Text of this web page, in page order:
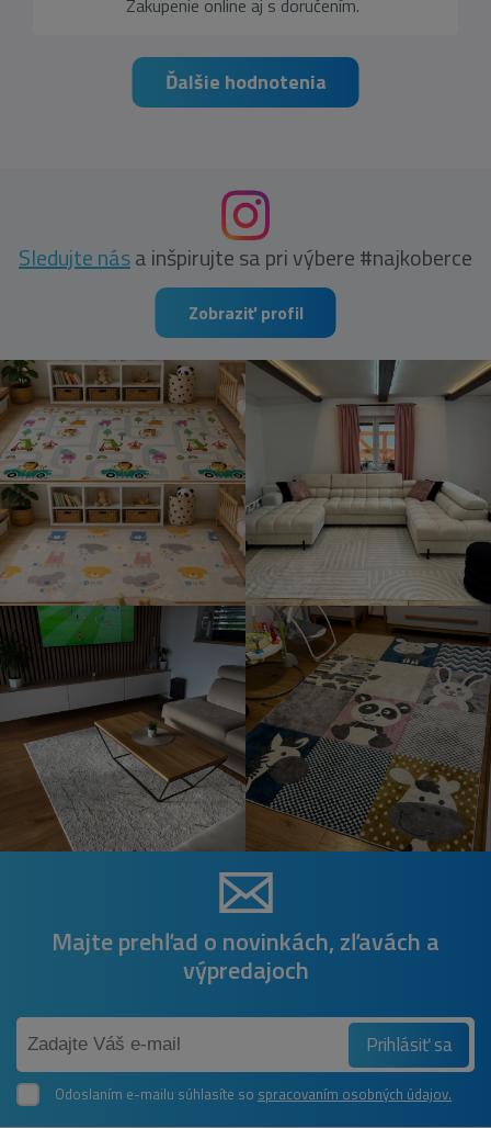
Zakupenie online aj s doručením.
Ďalšie hodnotenia
Sledujte nása inšpirujte sa pri výbere #najkoberce
Zobraziť profil
Majte prehľad o novinkách, zľavách a
výpredajoch
Prihlásiť sa
Odoslaním e-mailu súhlasíte so spracovaním osobných údajov.